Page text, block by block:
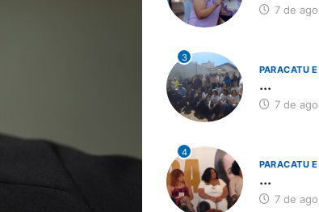
7 de
3
PARACATU
...
7 de
4
PARACATU
...
7 de